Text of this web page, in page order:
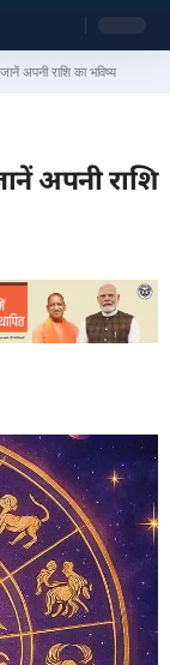
अपनी राशि का भविष्य
अपनी राशि